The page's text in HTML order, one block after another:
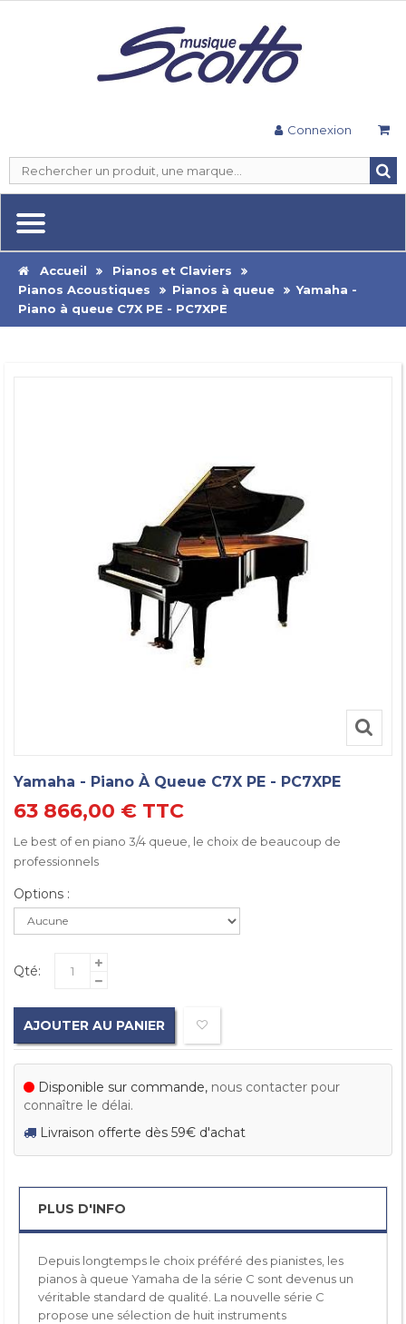
Connexion
Accueil
Pianos et Claviers
Pianos Acoustiques
Pianos à queue
Yamaha -
Piano à queue C7X PE - PC7XPE
Yamaha - Piano À Queue C7X PE - PC7XPE
63 866,00 € TTC
Le best of en piano 3/4 queue, le choix de beaucoup de
professionnels
Options :
Qté:
AJOUTER AU PANIER
Disponible sur commande, nous contacter pour
connaître le délai.
Livraison offerte dès 59€ d'achat
PLUS D'INFO
Depuis longtemps le choix préféré des pianistes, les
pianos à queue Yamaha de la série C sont devenus un
véritable standard de qualité. La nouvelle série C
propose une sélection de huit instruments